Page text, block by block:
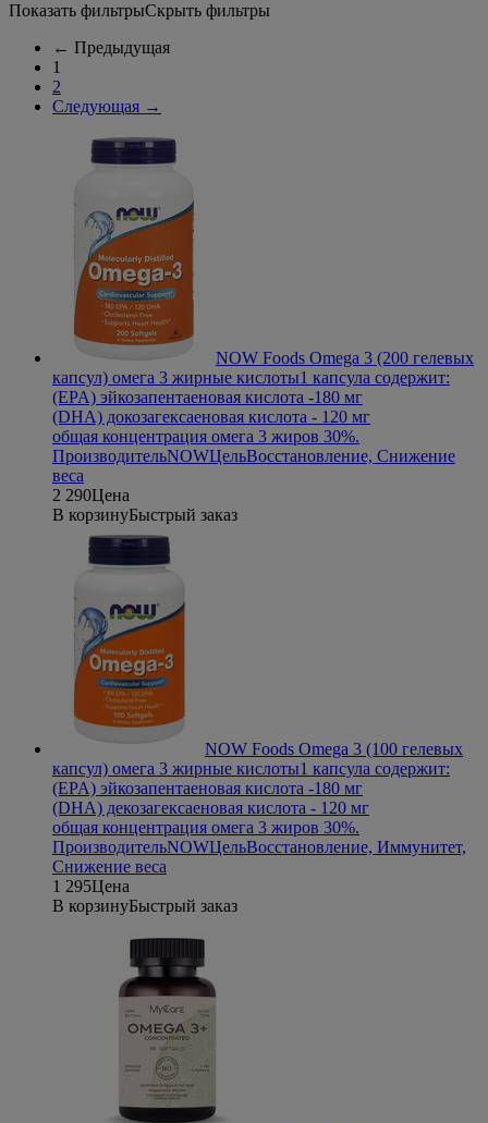
Показать фильтрыСкрыть фильтры
← Предыдущая
1
2
Следующая →
NOW Foods Omega 3 (200 гелевых
капсул) омега 3 жирные кислоты1 капсула содержит:
(EPA) эйкозапентаеновая кислота -180 мг
(DHA) докозагексаеновая кислота - 120 мг
общая концентрация омега 3 жиров 30%.
ПроизводительNOWЦельВосстановление, Снижение
веса
2 290Цена
В корзинуБыстрый заказ
NOW Foods Omega 3 (100 гелевых
капсул) омега 3 жирные кислоты1 капсула содержит:
(EPA) эйкозапентаеновая кислота -180 мг
(DHA) декозагексаеновая кислота - 120 мг
общая концентрация омега 3 жиров 30%.
ПроизводительNOWЦельВосстановление, Иммунитет,
Снижение веса
1 295Цена
В корзинуБыстрый заказ